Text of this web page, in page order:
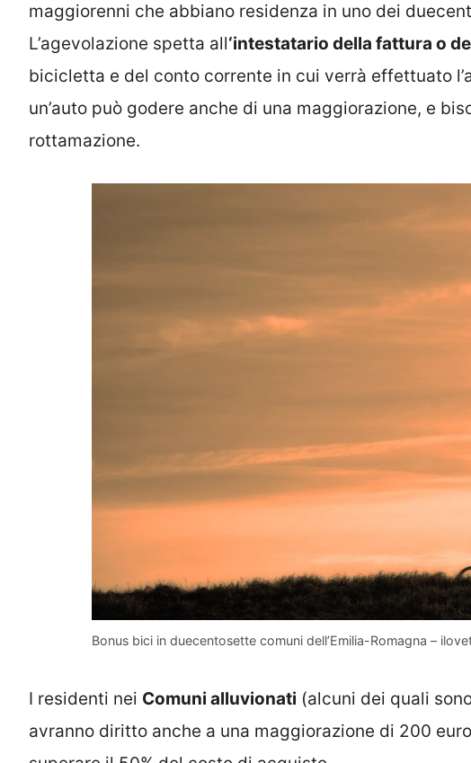
maggiorenni che abbiano residenza in uno dei
L’agevolazione spetta all‘intestatario della fattura o
bicicletta e del conto corrente in cui verrà effettuato
un’auto può godere anche di una maggiorazione, e
rottamazione.
Bonus bici in duecentosette comuni dell’Emilia-Romagna –
I residenti nei Comuni alluvionati (alcuni dei quali
avranno diritto anche a una maggiorazione di 200